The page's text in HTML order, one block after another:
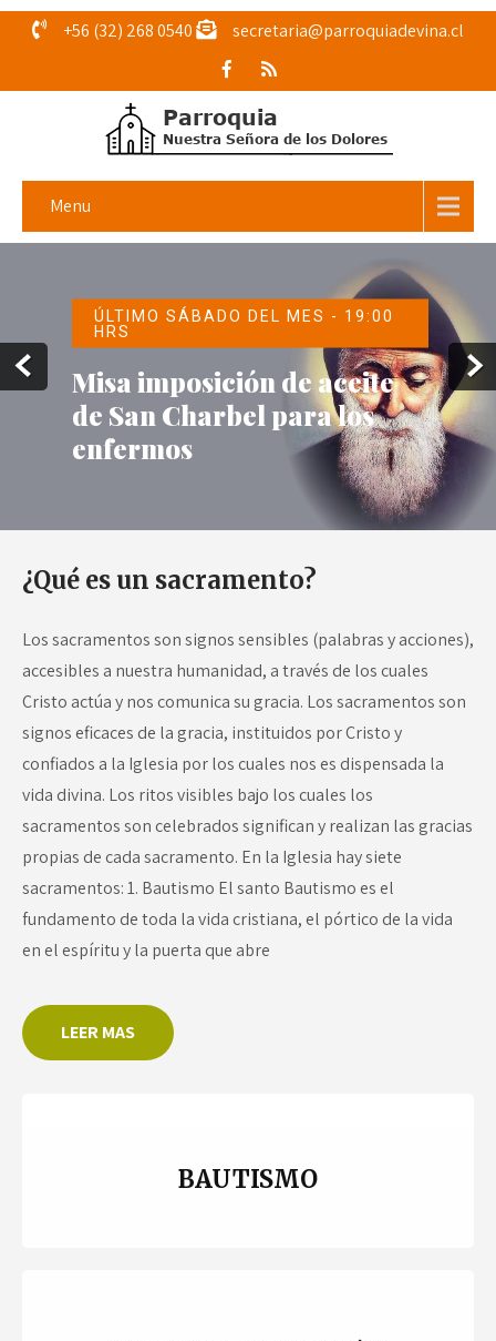
+56 (32) 268 0540 secretaria@parroquiadevina.cl
Menu
ÚLTIMO SÁBADO DEL MES - 19:00
HRS
Misa imposición de aceite
de San Charbel para los
enfermos
¿Qué es un sacramento?
Los sacramentos son signos sensibles (palabras y acciones),
accesibles a nuestra humanidad, a través de los cuales
Cristo actúa y nos comunica su gracia. Los sacramentos son
signos eficaces de la gracia, instituidos por Cristo y
confiados a la Iglesia por los cuales nos es dispensada la
vida divina. Los ritos visibles bajo los cuales los
sacramentos son celebrados significan y realizan las gracias
propias de cada sacramento. En la Iglesia hay siete
sacramentos: 1. Bautismo El santo Bautismo es el
fundamento de toda la vida cristiana, el pórtico de la vida
en el espíritu y la puerta que abre
LEER MAS
BAUTISMO